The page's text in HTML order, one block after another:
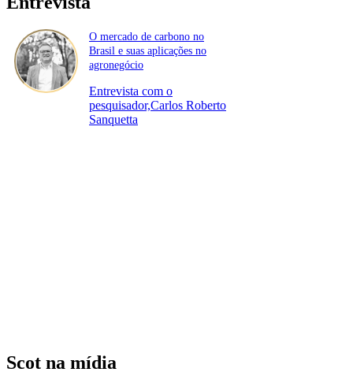
O mercado de carbono no
Brasil e suas aplicações no
agronegócio
Entrevista com o
pesquisador,Carlos Roberto
Sanquetta
Scot na mídia